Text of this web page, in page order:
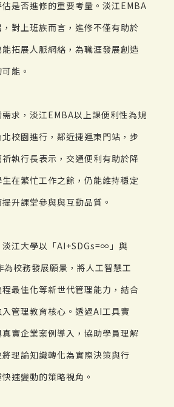
是否進修的重要考量。淡江EMBA
對上班族而言，進修不僅有助於
拓展人脈網絡，為職涯發展創造
能。
求，淡江EMBA以上課便利性為規
校園進行，鄰近捷運東門站，步
執行長表示，交通便利有助於降
在繁忙工作之餘，仍能維持穩定
升課堂參與與互動品質。
淡江大學以「AI+SDGs=∞」與
為校務發展願景，將人工智慧工
最佳化等新世代管理能力，結合
管理教育核心。透過AI工具實
實企業案例導入，協助學員理解
理論知識轉化為實際決策與行
速變動的策略視角。